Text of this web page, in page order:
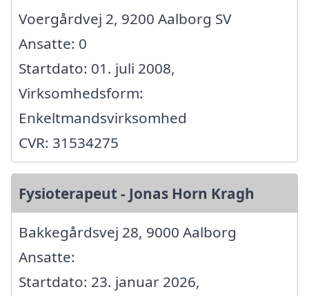
Voergårdvej 2, 9200 Aalborg SV
Ansatte: 0
Startdato: 01. juli 2008,
Virksomhedsform:
Enkeltmandsvirksomhed
CVR: 31534275
Fysioterapeut - Jonas Horn Kragh
Bakkegårdsvej 28, 9000 Aalborg
Ansatte:
Startdato: 23. januar 2026,